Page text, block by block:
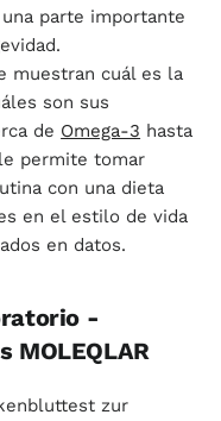
parte importante
muestran cuál es la
son sus
de Omega-3 hasta
permite tomar
con una dieta
en el estilo de vida
en datos.
-
MOLEQLAR
zur